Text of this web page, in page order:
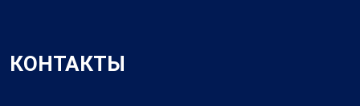
КОНТАКТЫ